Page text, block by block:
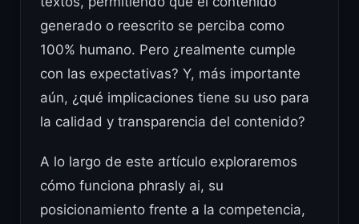
generado o reescrito se perciba como
100% humano. Pero ¿realmente cumple
con las expectativas? Y, más importante
aún, ¿qué implicaciones tiene su uso para
la calidad y transparencia del contenido?
A lo largo de este artículo exploraremos
cómo funciona phrasly ai, su
posicionamiento frente a la competencia,